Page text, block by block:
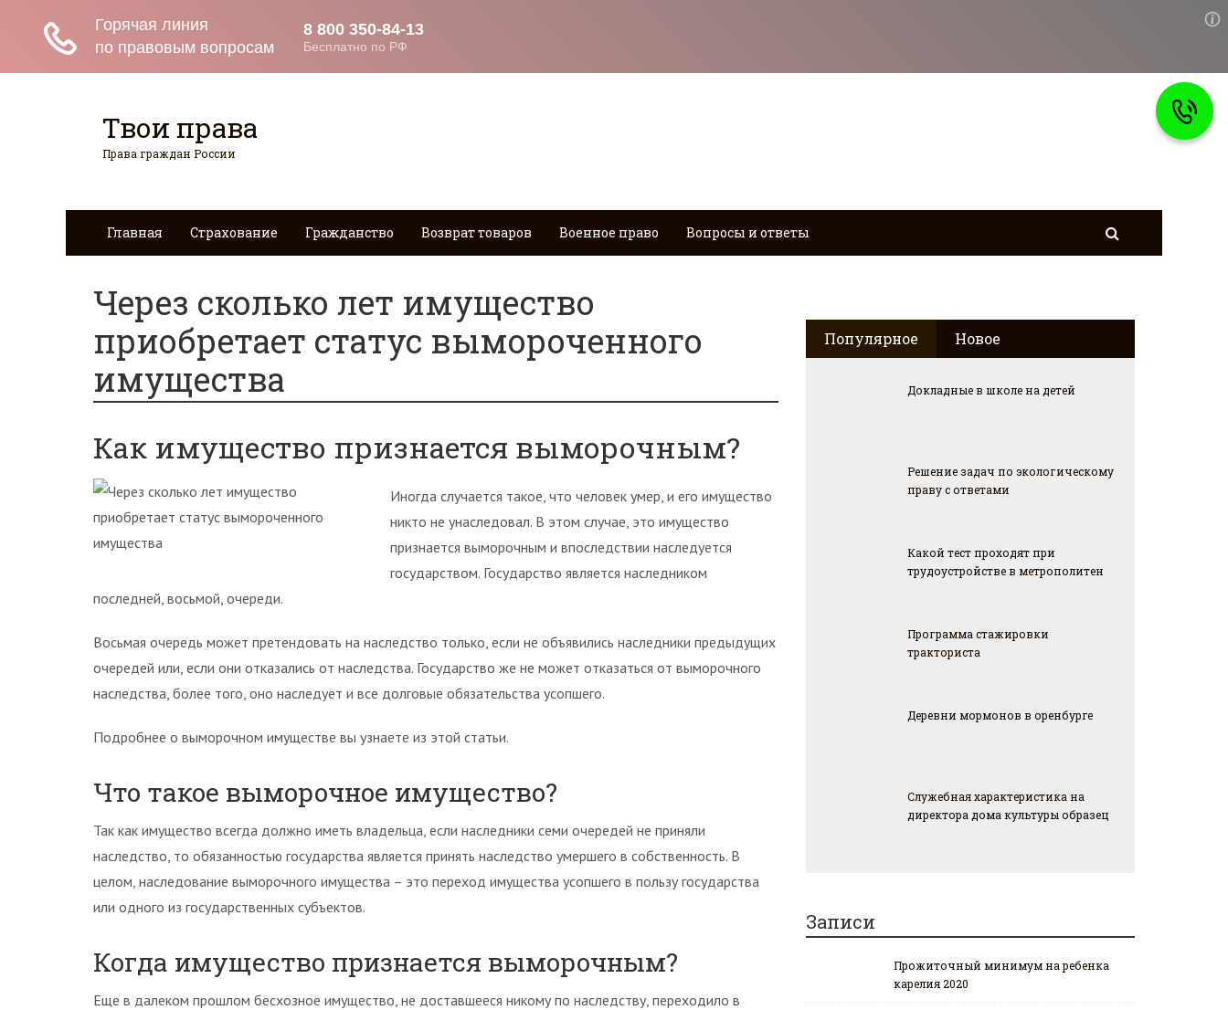
Твои права
Права граждан России
Главная Страхование Гражданство Возврат товаров Военное право Вопросы и ответы
Через сколько лет имущество
приобретает статус вымороченного
имущества
Как имущество признается выморочным?
Иногда случается такое, что человек умер, и его имущество
никто не унаследовал. В этом случае, это имущество
признается выморочным и впоследствии наследуется
государством. Государство является наследником
последней, восьмой, очереди.
Восьмая очередь может претендовать на наследство только, если не объявились наследники предыдущих
очередей или, если они отказались от наследства. Государство же не может отказаться от выморочного
наследства, более того, оно наследует и все долговые обязательства усопшего.
Подробнее о выморочном имуществе вы узнаете из этой статьи.
Что такое выморочное имущество?
Так как имущество всегда должно иметь владельца, если наследники семи очередей не приняли
наследство, то обязанностью государства является принять наследство умершего в собственность. В
целом, наследование выморочного имущества – это переход имущества усопшего в пользу государства
или одного из государственных субъектов.
Когда имущество признается выморочным?
Еще в далеком прошлом бесхозное имущество, не доставшееся никому по наследству, переходило в
Популярное Новое
Докладные в школе на детей
Решение задач по экологическому
праву с ответами
Какой тест проходят при
трудоустройстве в метрополитен
Программа стажировки
тракториста
Деревни мормонов в оренбурге
Служебная характеристика на
директора дома культуры образец
Записи
Прожиточный минимум на ребенка
карелия 2020